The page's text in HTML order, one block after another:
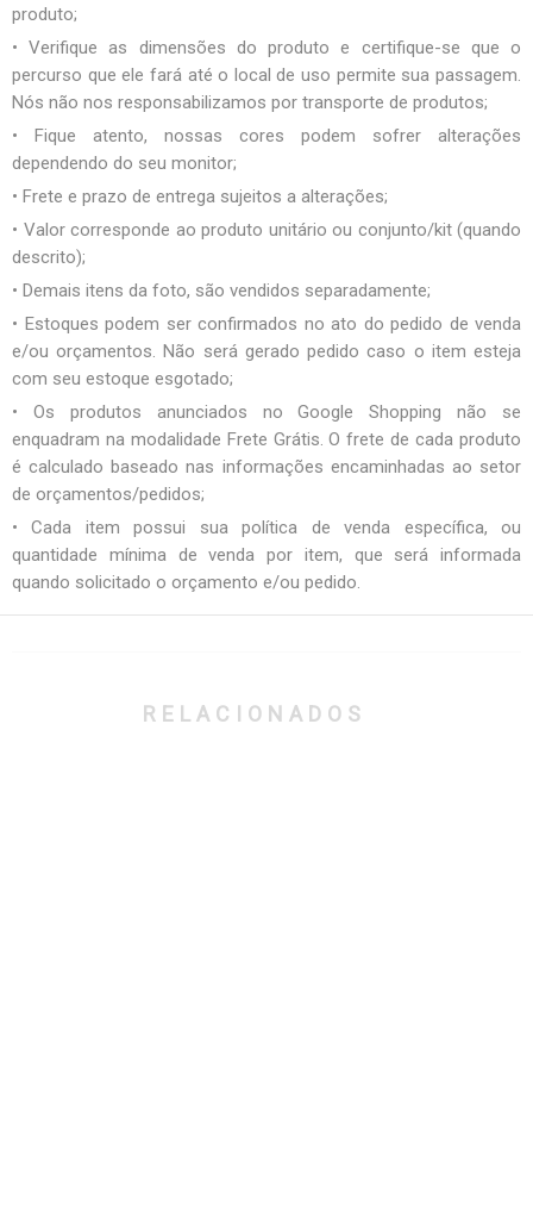
produto;
• Verifique as dimensões do produto e certifique-se que o
percurso que ele fará até o local de uso permite sua passagem.
Nós não nos responsabilizamos por transporte de produtos;
• Fique atento, nossas cores podem sofrer alterações
dependendo do seu monitor;
• Frete e prazo de entrega sujeitos a alterações;
• Valor corresponde ao produto unitário ou conjunto/kit (quando
descrito);
• Demais itens da foto, são vendidos separadamente;
• Estoques podem ser confirmados no ato do pedido de venda
e/ou orçamentos. Não será gerado pedido caso o item esteja
com seu estoque esgotado;
• Os produtos anunciados no Google Shopping não se
enquadram na modalidade Frete Grátis. O frete de cada produto
é calculado baseado nas informações encaminhadas ao setor
de orçamentos/pedidos;
• Cada item possui sua política de venda específica, ou
quantidade mínima de venda por item, que será informada
quando solicitado o orçamento e/ou pedido.
RELACIONADOS